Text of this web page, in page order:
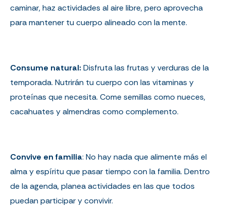
caminar, haz actividades al aire libre, pero aprovecha
para mantener tu cuerpo alineado con la mente.
Consume natural: Disfruta las frutas y verduras de la
temporada. Nutrirán tu cuerpo con las vitaminas y
proteínas que necesita. Come semillas como nueces,
cacahuates y almendras como complemento.
Convive en familia: No hay nada que alimente más el
alma y espíritu que pasar tiempo con la familia. Dentro
de la agenda, planea actividades en las que todos
puedan participar y convivir.